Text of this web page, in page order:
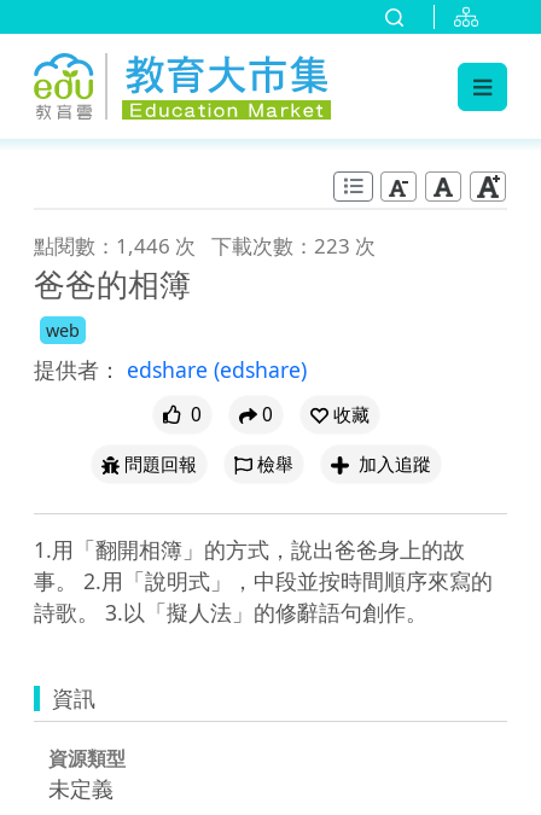
點閱數：1,446 次 下載次數：223 次
爸爸的相簿
web
提供者： edshare (edshare)
0 0
收藏
問題回報
檢舉 加入追蹤
1.用「翻開相簿」的方式，說出爸爸身上的故
事。 2.用「說明式」，中段並按時間順序來寫的
詩歌。 3.以「擬人法」的修辭語句創作。
資訊
資源類型
未定義